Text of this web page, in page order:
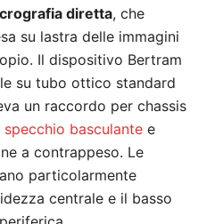
diretta, che
su lastra delle immagini
Il dispositivo Bertram
su tubo ottico standard
un raccordo per chassis
specchio basculante e
a contrappeso. Le
particolarmente
centrale e il basso